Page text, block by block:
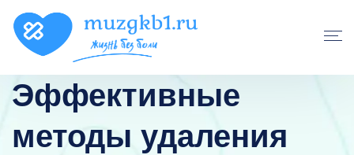
Эффективные
методы удаления